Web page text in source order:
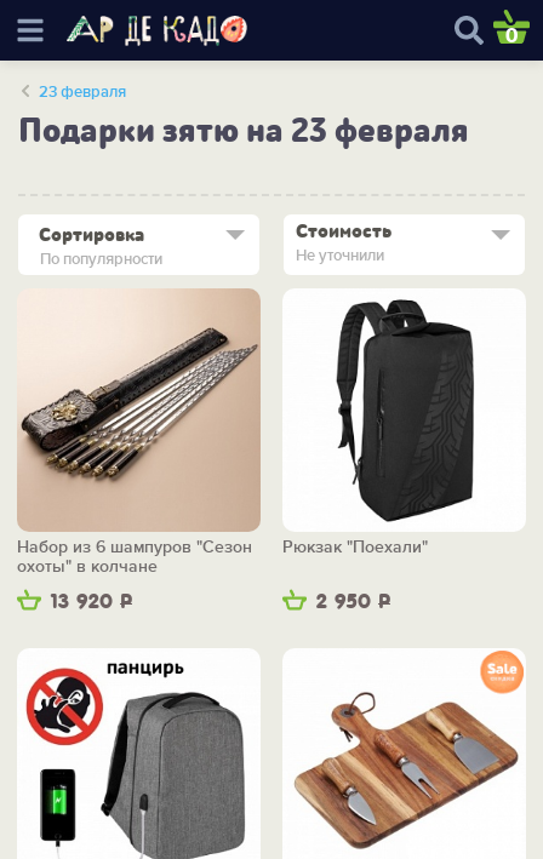
0
23 февраля
Подарки зятю на 23 февраля
По популярности
Сортировка Стоимость
Не уточнили
13 920 Р
Набор из 6 шампуров "Сезон
охоты" в колчане
2 950 Р
Рюкзак "Поехали"